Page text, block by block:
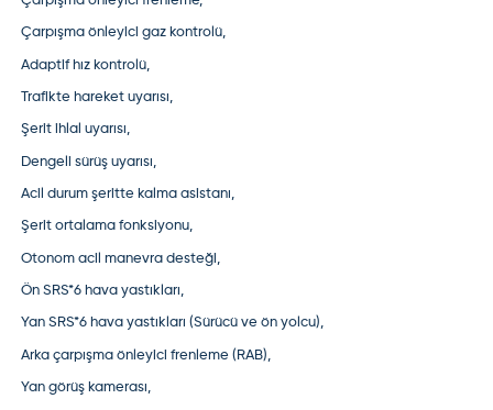
Çarpışma önleyici gaz kontrolü,
Adaptif hız kontrolü,
Trafikte hareket uyarısı,
Şerit ihlal uyarısı,
Dengeli sürüş uyarısı,
Acil durum şeritte kalma asistanı,
Şerit ortalama fonksiyonu,
Otonom acil manevra desteği,
Ön SRS*6 hava yastıkları,
Yan SRS*6 hava yastıkları (Sürücü ve ön yolcu),
Arka çarpışma önleyici frenleme (RAB),
Yan görüş kamerası,